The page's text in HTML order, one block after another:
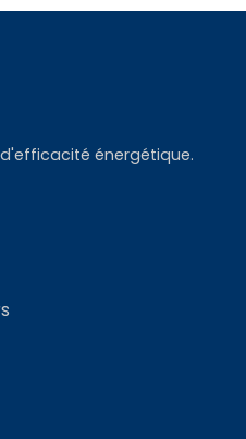
énergétique.